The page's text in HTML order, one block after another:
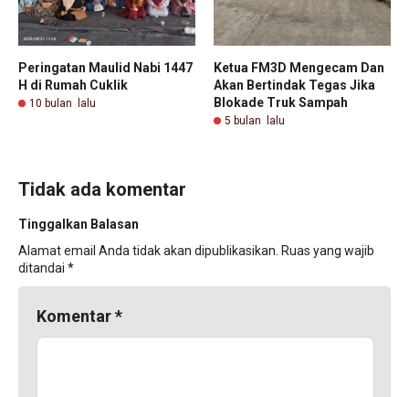
Peringatan Maulid Nabi 1447
H di Rumah Cuklik
10 bulan lalu
Ketua FM3D Mengecam Dan
Akan Bertindak Tegas Jika
Blokade Truk Sampah
5 bulan lalu
Tidak ada komentar
Tinggalkan Balasan
Alamat email Anda tidak akan dipublikasikan. Ruas yang wajib
ditandai *
Komentar*